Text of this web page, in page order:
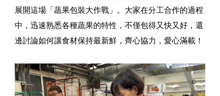
展開這場「蔬果包裝大作戰」。大家在分工合作的過程
中，迅速熟悉各種蔬果的特性，不僅包得又快又好，還
邊討論如何讓食材保持最新鮮，齊心協力，愛心滿載！